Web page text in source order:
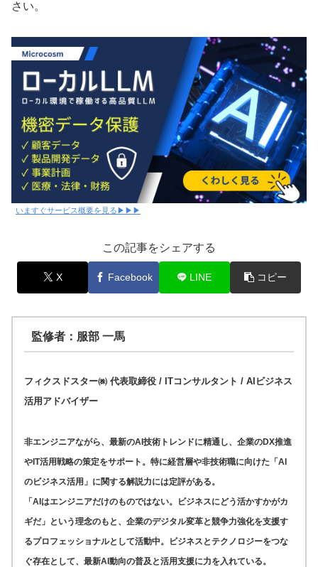
さい。
いますぐサービス概要を見る▶▶▶
この記事をシェアする
X Facebook LINE コピー
監修者：服部 一馬
フィクスドスター㈱ 代表取締役 / ITコンサルタント / AIビジネス
活用アドバイザー
非エンジニアながら、最新のAI技術トレンドに精通し、企業のDX推進
やIT活用戦略の策定をサポート。特に経営層や非技術職に向けた「AI
のビジネス活用」に関する解説力には定評がある。
「AIはエンジニアだけのものではない。ビジネスにどう活かすかがカ
ギだ」という理念のもと、企業のデジタル変革と競争力強化を支援す
るプロフェッショナルとして活動中。ビジネスとテクノロジーをつな
ぐ存在として、最新AI動向の普及と活用支援に力を入れている。